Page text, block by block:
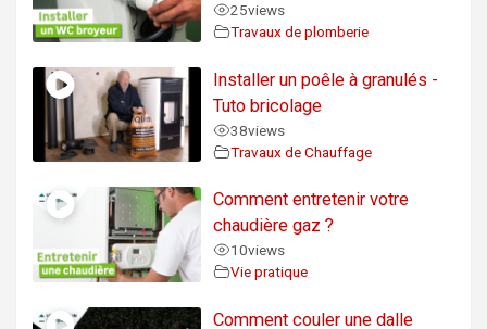
25views
Travaux de plomberie
Installer un poêle à granulés -
Tuto bricolage
38views
Travaux de Chauffage
Comment entretenir votre
chaudière gaz ?
10views
Vie pratique
Comment couler une dalle